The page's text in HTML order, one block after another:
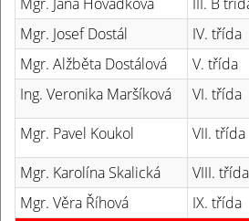
Mgr. Josef Dostál
IV. třída
Mgr. Alžběta Dostálová
V. třída
Ing. Veronika Maršíková
VI. třída
Mgr. Pavel Koukol
VII. třída
Mgr. Karolína Skalická
VIII. třída
Mgr. Věra Říhová
IX. třída